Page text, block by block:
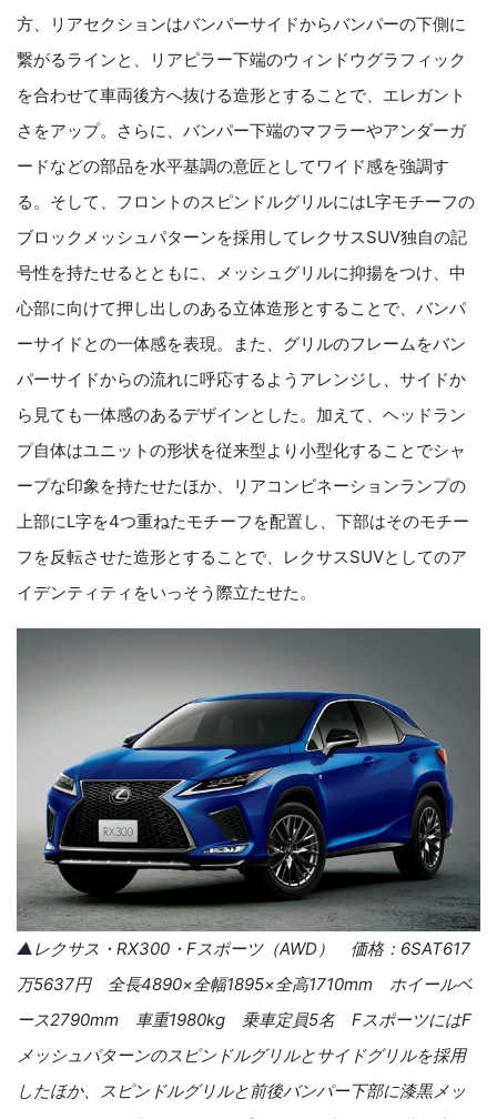
方、リアセクションはバンパーサイドからバンパーの下側に
繋がるラインと、リアピラー下端のウィンドウグラフィック
を合わせて車両後方へ抜ける造形とすることで、エレガント
さをアップ。さらに、バンパー下端のマフラーやアンダーガ
ードなどの部品を水平基調の意匠としてワイド感を強調す
る。そして、フロントのスピンドルグリルにはL字モチーフの
ブロックメッシュパターンを採用してレクサスSUV独自の記
号性を持たせるとともに、メッシュグリルに抑揚をつけ、中
心部に向けて押し出しのある立体造形とすることで、バンパ
ーサイドとの一体感を表現。また、グリルのフレームをバン
パーサイドからの流れに呼応するようアレンジし、サイドか
ら見ても一体感のあるデザインとした。加えて、ヘッドラン
プ自体はユニットの形状を従来型より小型化することでシャ
ープな印象を持たせたほか、リアコンビネーションランプの
上部にL字を4つ重ねたモチーフを配置し、下部はそのモチー
フを反転させた造形とすることで、レクサスSUVとしてのア
イデンティティをいっそう際立たせた。
▲レクサス・ RX300 ・ Fスポーツ（AWD） 価格： 6SAT617
万5637円 全長4890×全幅1895×全高1710mm ホイールベ
ース2790mm 車重1980kg 乗車定員5名 FスポーツにはF
メッシュパターンのスピンドルグリルとサイドグリルを採用
したほか、スピンドルグリルと前後バンパー下部に漆黒メッ